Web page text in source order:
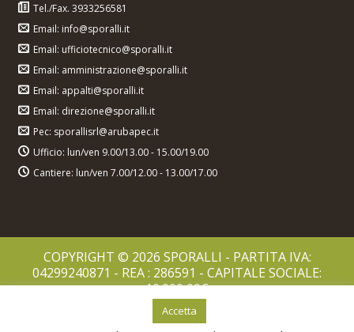
Tel./Fax. 3933256581
Email: info@sporalli.it
Email: ufficiotecnico@sporalli.it
Email: amministrazione@sporalli.it
Email: appalti@sporalli.it
Email: direzione@sporalli.it
Pec: sporallisrl@arubapec.it
Ufficio: lun/ven 9.00/13.00 - 15.00/19.00
Cantiere: lun/ven 7.00/12.00 - 13.00/17.00
COPYRIGHT © 2026 SPORALLI - PARTITA IVA:
04299240871 - REA : 286591 - CAPITALE SOCIALE:
10.000,00€
Accetta